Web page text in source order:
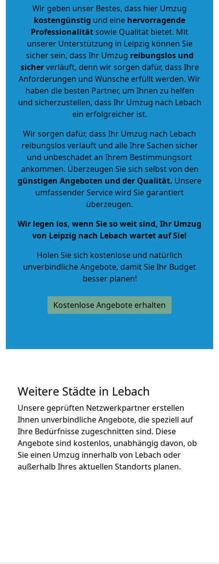
Wir geben unser Bestes, dass hier Umzug
kostengünstig und eine hervorragende
Professionalitätsowie Qualität bietet. Mit
unserer Unterstützung in Leipzig können Sie
sicher sein, dass Ihr Umzug reibungslos und
sicherverläuft, denn wir sorgen dafür, dass Ihre
Anforderungen und Wünsche erfüllt werden. Wir
haben die besten Partner, um Ihnen zu helfen
und sicherzustellen, dass Ihr Umzug nach Lebach
ein erfolgreicher ist.
Wir sorgen dafür, dass Ihr Umzug nach Lebach
reibungslos verläuft und alle Ihre Sachen sicher
und unbeschadet an Ihrem Bestimmungsort
ankommen. Überzeugen Sie sich selbst von den
günstigen Angeboten und der Qualität. Unsere
umfassender Service wird Sie garantiert
überzeugen.
Wir legen los, wenn Sie so weit sind, Ihr Umzug
von Leipzig nach Lebach wartet auf Sie!
Holen Sie sich kostenlose und natürlich
unverbindliche Angebote, damit Sie Ihr Budget
besser planen!
Kostenlose Angebote erhalten
Weitere Städte in Lebach
Unsere geprüften Netzwerkpartner erstellen
Ihnen unverbindliche Angebote, die speziell auf
Ihre Bedürfnisse zugeschnitten sind. Diese
Angebote sind kostenlos, unabhängig davon, ob
Sie einen Umzug innerhalb von Lebach oder
außerhalb Ihres aktuellen Standorts planen.